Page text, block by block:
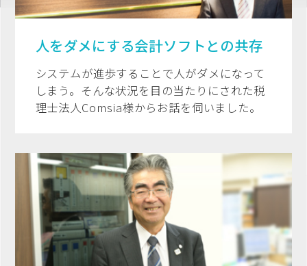
人をダメにする会計ソフトとの共存
システムが進歩することで人がダメになって
しまう。そんな状況を目の当たりにされた税
理士法人Comsia様からお話を伺いました。